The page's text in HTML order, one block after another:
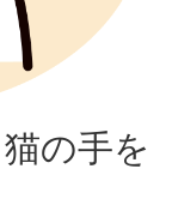
猫の手を